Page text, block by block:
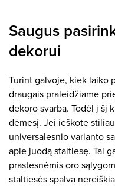
Saugus
dekorui
Turint galvoje, kiek laiko
draugais praleidžiame
dekoro svarbą. Todėl į šį
dėmesį. Jei ieškote
universalesnio varianto
apie juodą staltiesę. Tai
prastesnėmis oro
staltiesės spalva